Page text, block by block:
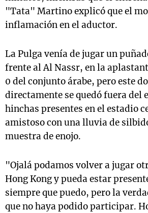
"Tata" Martino explicó que el
inflamación en el aductor.
La Pulga venía de jugar un
frente al Al Nassr, en la
0 del conjunto árabe, pero este
directamente se quedó fuera del
hinchas presentes en el estadio
amistoso con una lluvia de
muestra de enojo.
"Ojalá podamos volver a jugar
Hong Kong y pueda estar
siempre que puedo, pero la
que no haya podido participar.